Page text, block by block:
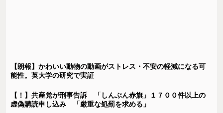
【朗報】かわいい動物の動画がストレス・不安の軽減になる可
能性。英大学の研究で実証
【！】共産党が刑事告訴 「しんぶん赤旗」１７００件以上の
虚偽購読申し込み 「厳重な処罰を求める」